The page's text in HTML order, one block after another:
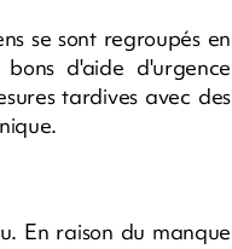
se sont regroupés en
d'aide d'urgence
tardives avec des
En raison du manque